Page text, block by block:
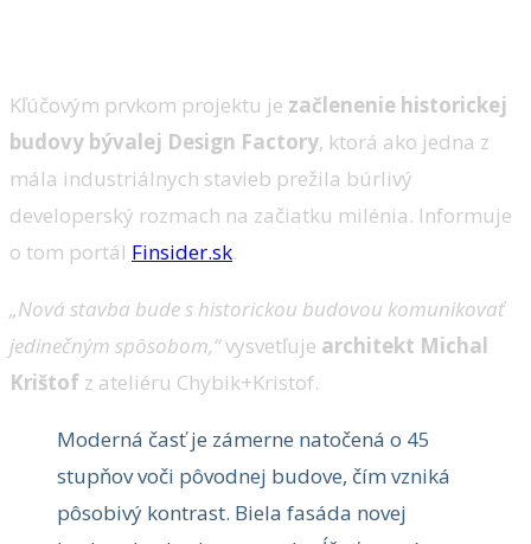
Kľúčovým prvkom projektu je začlenenie historickej
budovy bývalej Design Factory, ktorá ako jedna z
mála industriálnych stavieb prežila búrlivý
developerský rozmach na začiatku milénia. Informuje
o tom portál Finsider.sk.
„Nová stavba bude s historickou budovou komunikovať
jedinečným spôsobom,“vysvetľuje architekt Michal
Krištof z ateliéru Chybik+Kristof.
Moderná časť je zámerne natočená o 45
stupňov voči pôvodnej budove, čím vzniká
pôsobivý kontrast. Biela fasáda novej